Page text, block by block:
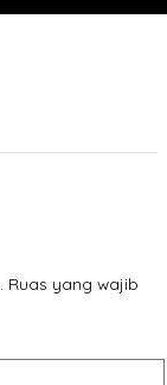
Ruas yang wajib